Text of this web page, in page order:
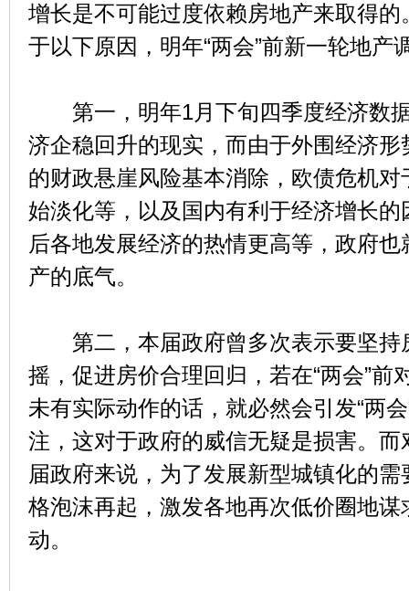
增长是不可能过度依赖房地产来取得
于以下原因，明年“两会”前新一轮地产
第一，明年1月下旬四季度经济数
济企稳回升的现实，而由于外围经济
的财政悬崖风险基本消除，欧债危机
始淡化等，以及国内有利于经济增长
后各地发展经济的热情更高等，政府
产的底气。
第二，本届政府曾多次表示要坚持
摇，促进房价合理回归，若在“两会”前
未有实际动作的话，就必然会引发“两
注，这对于政府的威信无疑是损害。
届政府来说，为了发展新型城镇化的
格泡沫再起，激发各地再次低价圈地
动。